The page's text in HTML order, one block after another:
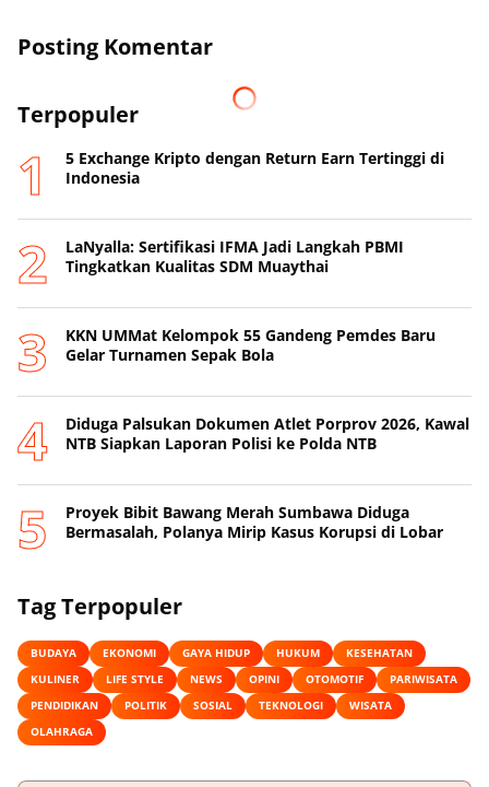
Posting Komentar
Terpopuler
5 Exchange Kripto dengan Return Earn Tertinggi di
Indonesia
LaNyalla: Sertifikasi IFMA Jadi Langkah PBMI
Tingkatkan Kualitas SDM Muaythai
KKN UMMat Kelompok 55 Gandeng Pemdes Baru
Gelar Turnamen Sepak Bola
Diduga Palsukan Dokumen Atlet Porprov 2026, Kawal
NTB Siapkan Laporan Polisi ke Polda NTB
Proyek Bibit Bawang Merah Sumbawa Diduga
Bermasalah, Polanya Mirip Kasus Korupsi di Lobar
Tag Terpopuler
BUDAYA EKONOMI GAYA HIDUP HUKUM
KESEHATAN
KULINER
LIFE STYLE NEWS OPINI OTOMOTIF
PARIWISATA
PENDIDIKAN
POLITIK SOSIAL TEKNOLOGI
WISATA
OLAHRAGA